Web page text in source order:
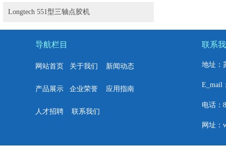
Longtech 551型三轴点胶机
导航栏目
网站首页 关于我们 新闻动态
产品展示 企业荣誉 应用指南
人才招聘 联系我们
联系
地址：
E_mail
电话：
网址：